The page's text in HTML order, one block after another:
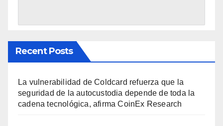
Recent Posts
La vulnerabilidad de Coldcard refuerza que la
seguridad de la autocustodia depende de toda la
cadena tecnológica, afirma CoinEx Research